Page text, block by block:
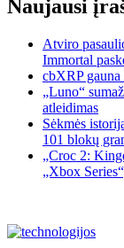
Naujausi
Atviro
Immortal
cbXRP gauna
„Luno“
atleidimas
Sėkmės
101 blokų
„Croc 2:
„Xbox